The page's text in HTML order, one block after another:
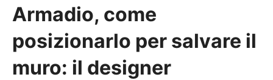
Armadio, come
posizionarlo per salvare il
muro: il designer